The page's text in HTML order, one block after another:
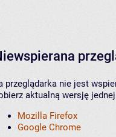
przeglądarka nie jest
aktualną wersję
Mozilla Firefox
Google Chrome